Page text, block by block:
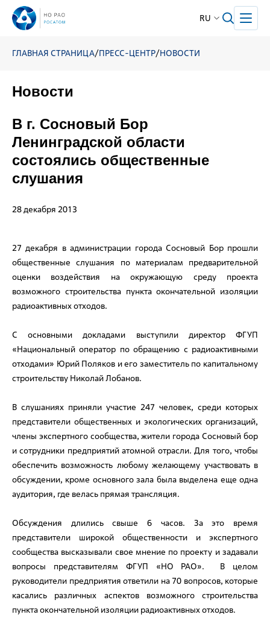
RU
ГЛАВНАЯ СТРАНИЦА/ПРЕСС-ЦЕНТР/НОВОСТИ
Новости
В г. Сосновый Бор
Ленинградской области
состоялись общественные
слушания
28 декабря 2013
27 декабря в администрации города Сосновый Бор прошли
общественные слушания по материалам предварительной
оценки воздействия на окружающую среду проекта
возможного строительства пункта окончательной изоляции
радиоактивных отходов.
С основными докладами выступили директор ФГУП
«Национальный оператор по обращению с радиоактивными
отходами» Юрий Поляков и его заместитель по капитальному
строительству Николай Лобанов.
В слушаниях приняли участие 247 человек, среди которых
представители общественных и экологических организаций,
члены экспертного сообщества, жители города Сосновый бор
и сотрудники предприятий атомной отрасли. Для того, чтобы
обеспечить возможность любому желающему участвовать в
обсуждении, кроме основного зала была выделена еще одна
аудитория, где велась прямая трансляция.
Обсуждения длились свыше 6 часов. За это время
представители широкой общественности и экспертного
сообщества высказывали свое мнение по проекту и задавали
вопросы представителям ФГУП «НО РАО». В целом
руководители предприятия ответили на 70 вопросов, которые
касались различных аспектов возможного строительства
пункта окончательной изоляции радиоактивных отходов.